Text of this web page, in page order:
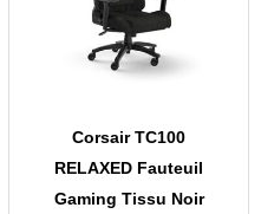
Corsair TC100
RELAXED Fauteuil
Gaming Tissu Noir